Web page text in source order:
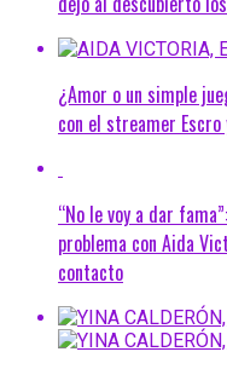
¿Amor o un simple
con el streamer
“No le voy a dar
problema con Aida
contacto